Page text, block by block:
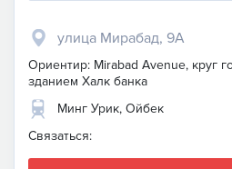
улица Мирабад, 9А
Ориентир: Mirabad Avenue, круг
зданием Халк банка
Минг Урик, Ойбек
Связаться: